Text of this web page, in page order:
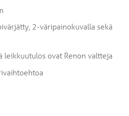
2-väripainokuvalla sekä
leikkuutulos ovat Renon valtteja